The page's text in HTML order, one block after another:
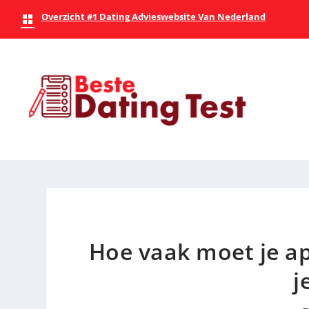
Overzicht #1 Dating Advieswebsite Van Nederland
Hoe vaak moet je